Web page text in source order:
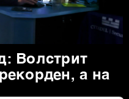
Волстрит
а на